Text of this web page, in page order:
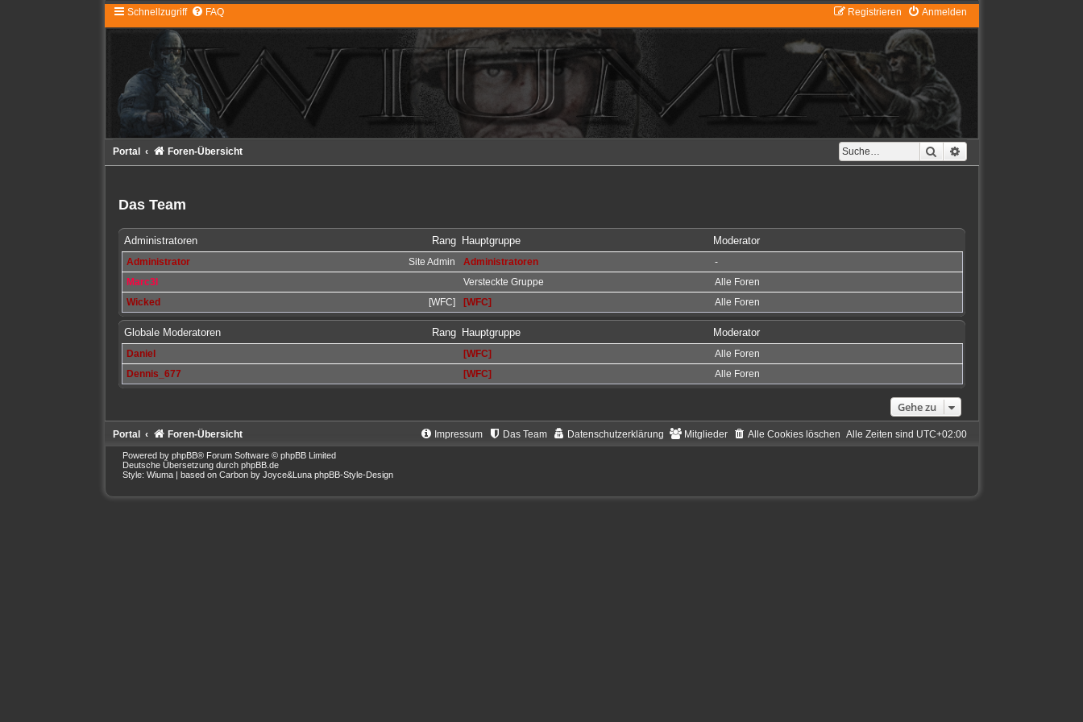
Schnellzugriff FAQ Anmelden
Registrieren
Suche
Portal Foren-Übersicht
Das Team
Rang
Administratoren Hauptgruppe Moderator
Site Admin
Administrator Administratoren
-
Marc3l
Versteckte Gruppe
Alle Foren
[WFC]
Wicked [WFC] Alle Foren
Rang
Globale Moderatoren Hauptgruppe Moderator
Daniel [WFC]
Alle Foren
Dennis_677
[WFC] Alle Foren
Gehe zu
Portal Foren-Übersicht Alle Zeiten sind UTC+02:00
Alle Cookies löschen
Mitglieder
Datenschutzerklärung
Das Team
Impressum
Powered by phpBB® Forum Software © phpBB Limited
Deutsche Übersetzung durch phpBB.de
Style: Wiuma | based on Carbon by Joyce&Luna phpBB-Style-Design